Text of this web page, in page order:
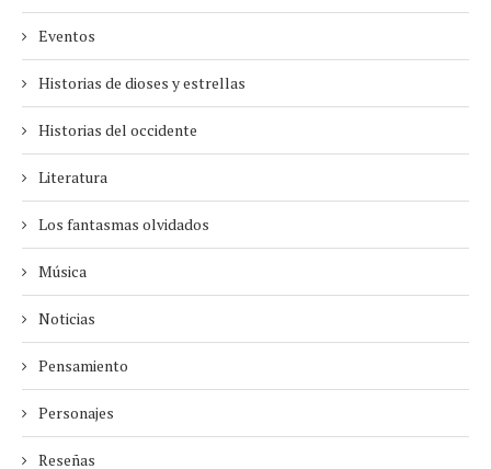
Eventos
Historias de dioses y estrellas
Historias del occidente
Literatura
Los fantasmas olvidados
Música
Noticias
Pensamiento
Personajes
Reseñas